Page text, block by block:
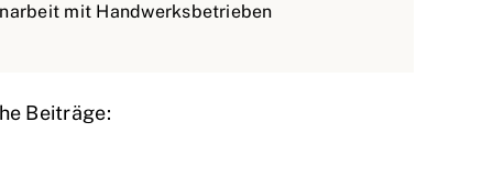
mit Handwerksbetrieben
Beiträge: